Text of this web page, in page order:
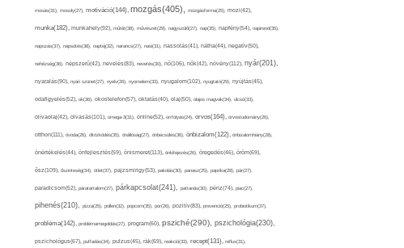
mosás(31), mosoly(27), motiváció(144), mozgás(405), mozgásforma(25), mozi(42),
munka(182), munkahely(92), műtét(38), művészet(29), nagyszülő(27), nap(35), napfény(54), napirend(35),
napozás(37), napsütés(38), naptej(32), narancs(27), nasi(31), nassolás(41), nátha(44), negatív(50),
nehézség(36), népszerű(42), nevelés(83), nevetés(30), nő(106), nők(42), növény(112), nyár(201),
nyaralás(90), nyári szünet(27), nyelv(26), nyomelem(33), nyugalom(102), nyugtató(29), nyújtás(45),
odafigyelés(52), ok(36), okostelefon(57), oktatás(40), olaj(50), olajos magvak(34), olcsó(33),
olívaolaj(42), olvasás(101), omega-3(31), online(52), orrfolyás(24), orvos(164), orvostudomány(26),
otthon(111), óvoda(26), öltözködés(35), önállóság(27), önbecsülés(36), önbizalom(122), önbizalomhiány(28),
önértékelés(44), önfejlesztés(59), önismeret(113), önkifejezés(26), öregedés(46), öröm(69),
ősz(109), őszinteség(34), ötlet(37), pajzsmirigy(53), pakolás(30), panasz(25), paprika(28), pár(27),
paradicsom(52), páratartalom(27), párkapcsolat(241), pattanás(30), pénz(74), piac(27),
pihenés(210), pizza(25), pollen(32), popcorn(35), por(26), pozitív(83), prevenció(25), probiotikum(37),
probléma(142), problémamegoldás(27), program(60), psziché(290), pszichológia(230),
pszichológus(67), puffadás(34), pulzus(45), rák(69), reakció(33), recept(131), reflux(31),